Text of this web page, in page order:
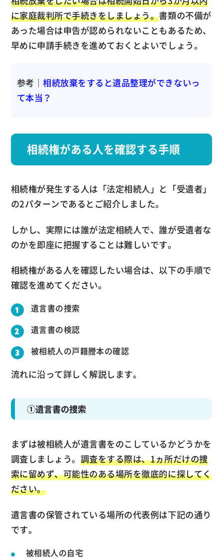
に家庭裁判所で手続きをしましょう。書類の不備が
あった場合は申告が認められないこともあるため、
早めに申請手続きを進めておくとよいでしょう。
参考｜相続放棄をすると遺品整理ができないっ
て本当？
相続権がある人を確認する手順
相続権が発生する人は「法定相続人」と「受遺者」
の2パターンであるとご紹介しました。
しかし、実際には誰が法定相続人で、誰が受遺者な
のかを即座に把握することは難しいです。
相続権がある人を確認したい場合は、以下の手順で
確認を進めてください。
遺言書の捜索
遺言書の検認
被相続人の戸籍謄本の確認
流れに沿って詳しく解説します。
①遺言書の捜索
まずは被相続人が遺言書をのこしているかどうかを
調査しましょう。 調査をする際は、1ヵ所だけの捜
索に留めず、可能性のある場所を徹底的に探してく
ださい。
遺言書の保管されている場所の代表例は下記の通り
です。
被相続人の自宅